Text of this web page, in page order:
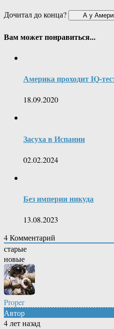
Дочитал до конца?
Вам может понравиться...
Америка проходит IQ-
18.09.2020
Засуха в Испании
02.02.2024
Без империи никуда
13.08.2023
4Комментарий
старые
новые
Proper
Автор
4 лет назад